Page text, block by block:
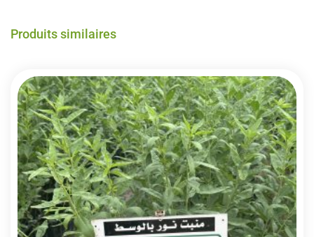
Produits similaires